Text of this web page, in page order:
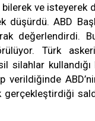
bilerek ve
ABD
değerlendirdi.
Türk
silahlar
verildiğinde